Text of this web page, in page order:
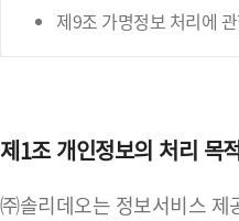
제9조 가명정보 처리에
제1조 개인정보의 처리 목
㈜솔리데오는 정보서비스 제